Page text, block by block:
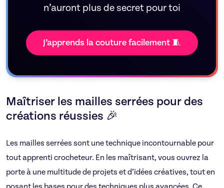
n’auront plus de secret pour toi
J’apprends la couture facilement 🧵
Maîtriser les mailles serrées pour des
créations réussies 🎉
Les mailles serrées sont une technique incontournable pour
tout apprenti crocheteur. En les maîtrisant, vous ouvrez la
porte à une multitude de projets et d’idées créatives, tout en